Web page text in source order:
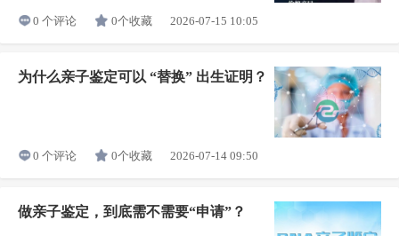
0 个评论 0个收藏 2026-07-15 10:05
为什么亲子鉴定可以 “替换” 出生证明？
0 个评论 0个收藏 2026-07-14 09:50
做亲子鉴定，到底需不需要“申请”？